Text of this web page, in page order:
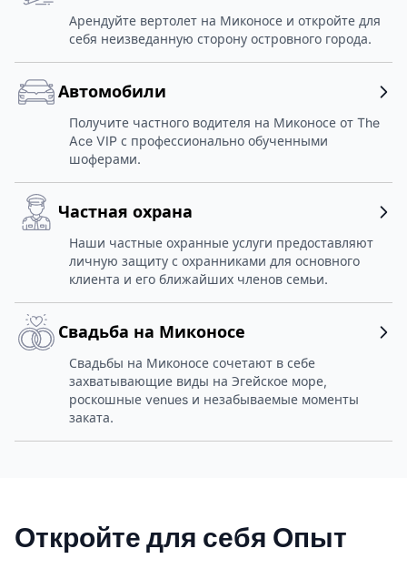
Арендуйте вертолет на Миконосе и откройте для
себя неизведанную сторону островного города.
Автомобили
Получите частного водителя на Миконосе от The
Ace VIP с профессионально обученными
шоферами.
Частная охрана
Наши частные охранные услуги предоставляют
личную защиту с охранниками для основного
клиента и его ближайших членов семьи.
Свадьба на Миконосе
Свадьбы на Миконосе сочетают в себе
захватывающие виды на Эгейское море,
роскошные venues и незабываемые моменты
заката.
Откройте для себя Опыт